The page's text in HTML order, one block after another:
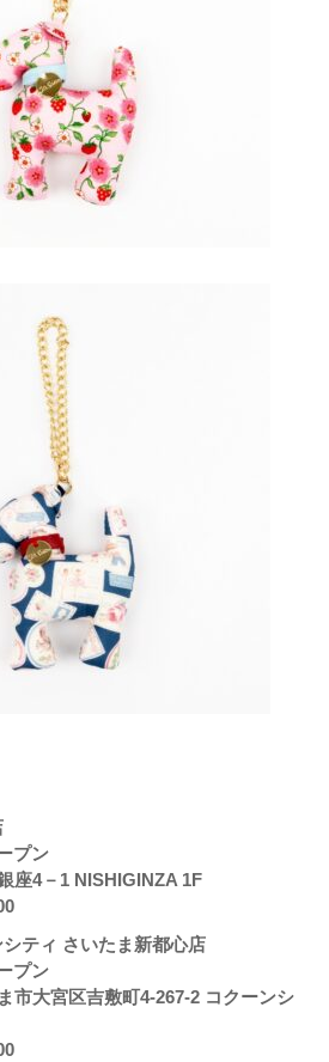
プン
座4－1 NISHIGINZA 1F
ティ さいたま新都心店
プン
市大宮区吉敷町4-267-2 コクーンシ